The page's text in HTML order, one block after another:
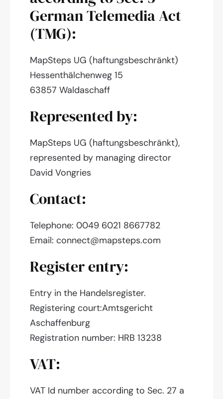
German Telemedia Act
(TMG):
MapSteps UG (haftungsbeschränkt)
Hessenthälchenweg 15
63857 Waldaschaff
Represented by:
MapSteps UG (haftungsbeschränkt),
represented by managing director
David Vongries
Contact:
Telephone: 0049 6021 8667782
Email: connect@mapsteps.com
Register entry:
Entry in the Handelsregister.
Registering court:Amtsgericht
Aschaffenburg
Registration number: HRB 13238
VAT:
VAT Id number according to Sec. 27 a